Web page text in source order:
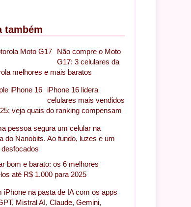
também
Não compre o Moto
G17: 3 celulares da
melhores e mais baratos
iPhone 16 lidera
celulares mais vendidos
veja quais do ranking compensam
bom e barato: os 6 melhores
até R$ 1.000 para 2025